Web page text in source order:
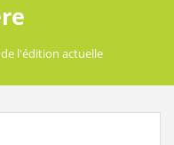
l'édition actuelle